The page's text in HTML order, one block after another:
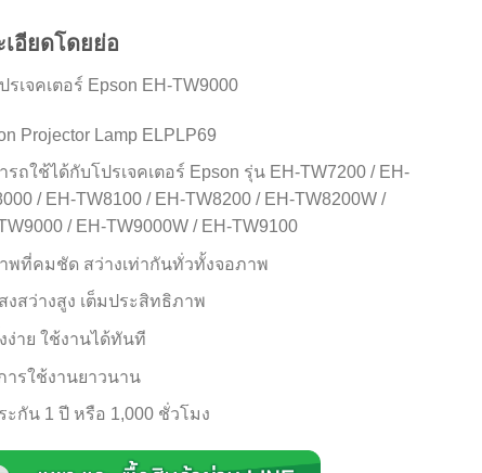
เอียดโดยย่อ
รเจคเตอร์ Epson EH-TW9000
Projector Lamp ELPLP69
รถใช้ได้กับโปรเจคเตอร์ Epson รุ่น EH-TW7200 / EH-
/ EH-TW8100 / EH-TW8200 / EH-TW8200W /
/ EH-TW9000W / EH-TW9100
พที่คมชัด สว่างเท่ากันทั่วทั้งจอภาพ
งสว่างสูง เต็มประสิทธิภาพ
ง่าย ใช้งานได้ทันที
ารใช้งานยาวนาน
ะกัน 1 ปี หรือ 1,000 ชั่วโมง